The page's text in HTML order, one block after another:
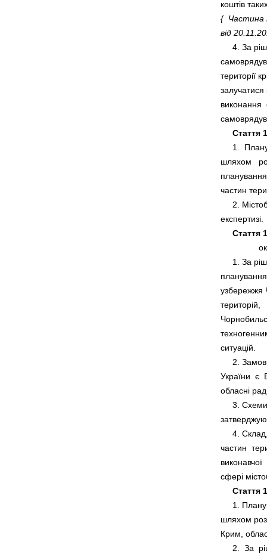
{  Частина
від
4. За
території
виконання
Стаття
1.
шляхом
2.
Стаття
1. За
узбережжя
територій,
2.
України  є
3.
4.
частин
Стаття
1.
шляхом
2.  За